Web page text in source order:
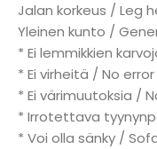
Jalan korkeus / Leg
Yleinen kunto /
* Ei lemmikkien
* Ei virheitä / No error
* Ei värimuutoksia /
* Irrotettava
* Voi olla sänky /